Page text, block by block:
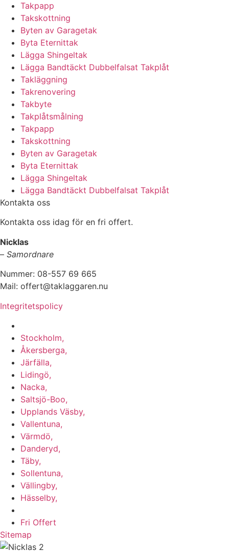
Takpapp
Takskottning
Byten av Garagetak
Byta Eternittak
Lägga Shingeltak
Lägga Bandtäckt Dubbelfalsat Takplåt
Takläggning
Takrenovering
Takbyte
Takplåtsmålning
Takpapp
Takskottning
Byten av Garagetak
Byta Eternittak
Lägga Shingeltak
Lägga Bandtäckt Dubbelfalsat Takplåt
Kontakta oss
Kontakta oss idag för en fri offert.
Nicklas
– Samordnare
Nummer: 08-557 69 665
Mail: offert@taklaggaren.nu
Integritetspolicy
Stockholm,
Åkersberga,
Järfälla,
Lidingö,
Nacka,
Saltsjö-Boo,
Upplands Väsby,
Vallentuna,
Värmdö,
Danderyd,
Täby,
Sollentuna,
Vällingby,
Hässelby,
Fri Offert
Sitemap